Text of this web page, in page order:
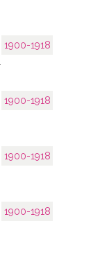
1900-1918
1900-1918
1900-1918
1900-1918